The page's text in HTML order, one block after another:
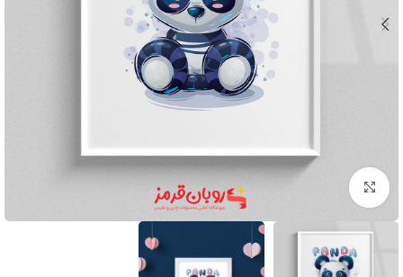
بزرگنمایی تصویر